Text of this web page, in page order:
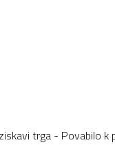
trga - Povabilo